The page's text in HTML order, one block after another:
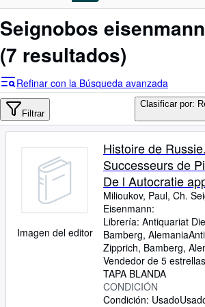
Mi cuenta
Consultar mis pedidos
Búsqueda avanzada
Colecciones
Arte y coleccionismo
Vendedores
Comenzar a vender
Ayuda
CERRAR
Seignobos
(7 resultados)
Refinar con la Búsqueda avanzada
Filtrar
Clasificar por:
Imagen del editor
Histoire de
Successeurs de
De l Autocratie
Noblesse à l
bureaucratique.
Milioukov, Paul, Ch.
Eisenmann:
Librería: Antiquariat
Bamberg, Alemania
Zipprich, Bamberg,
Vendedor de 5 estrellas
TAPA BLANDA
CONDICIÓN
Condición: Usado